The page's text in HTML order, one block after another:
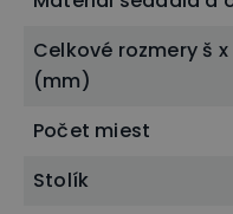
Celkové rozmery š x
(mm)
Počet miest
Stolík